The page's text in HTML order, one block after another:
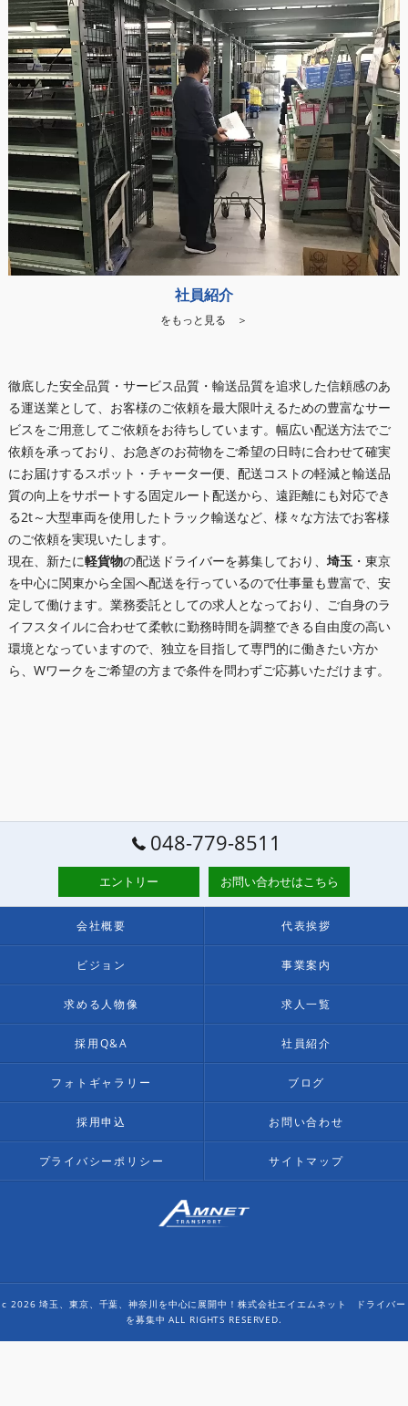
社員紹介
をもっと見る ＞
徹底した安全品質・サービス品質・輸送品質を追求した信頼感のあ
る運送業として、お客様のご依頼を最大限叶えるための豊富なサー
ビスをご用意してご依頼をお待ちしています。幅広い配送方法でご
依頼を承っており、お急ぎのお荷物をご希望の日時に合わせて確実
にお届けするスポット・チャーター便、配送コストの軽減と輸送品
質の向上をサポートする固定ルート配送から、遠距離にも対応でき
る2t～大型車両を使用したトラック輸送など、様々な方法でお客様
のご依頼を実現いたします。
現在、新たに軽貨物の配送ドライバーを募集しており、 埼玉・東京
を中心に関東から全国へ配送を行っているので仕事量も豊富で、安
定して働けます。業務委託としての求人となっており、ご自身のラ
イフスタイルに合わせて柔軟に勤務時間を調整できる自由度の高い
環境となっていますので、独立を目指して専門的に働きたい方か
ら、Wワークをご希望の方まで条件を問わずご応募いただけます。
048-779-8511
エントリー お問い合わせはこちら
会社概要 代表挨拶
ビジョン 事業案内
求める人物像 求人一覧
採用Q&A 社員紹介
フォトギャラリー ブログ
採用申込 お問い合わせ
プライバシーポリシー サイトマップ
c 2026 埼玉、東京、千葉、神奈川を中心に展開中！株式会社エイエムネット ドライバー
を募集中 ALL RIGHTS RESERVED.